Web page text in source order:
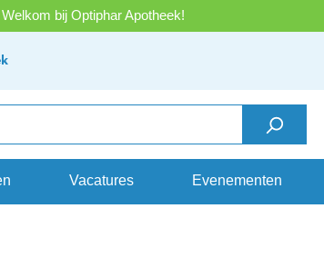
Welkom bij Optiphar Apotheek!
Vacatures Evenementen